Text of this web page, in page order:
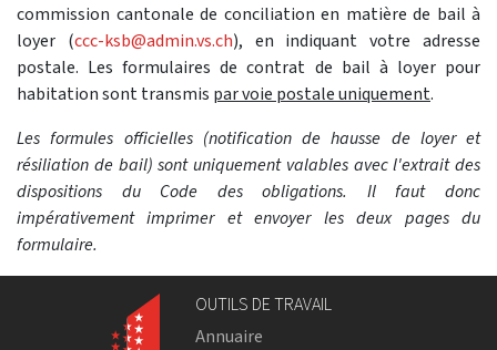
commission cantonale de conciliation en matière de bail à
loyer (ccc-ksb@admin.vs.ch), en indiquant votre adresse
postale. Les formulaires de contrat de bail à loyer pour
habitation sont transmis par voie postale uniquement.
Les formules officielles (notification de hausse de loyer et
résiliation de bail) sont uniquement valables avec l'extrait des
dispositions du Code des obligations. Il faut donc
impérativement imprimer et envoyer les deux pages du
formulaire.
OUTILS DE TRAVAIL
Annuaire